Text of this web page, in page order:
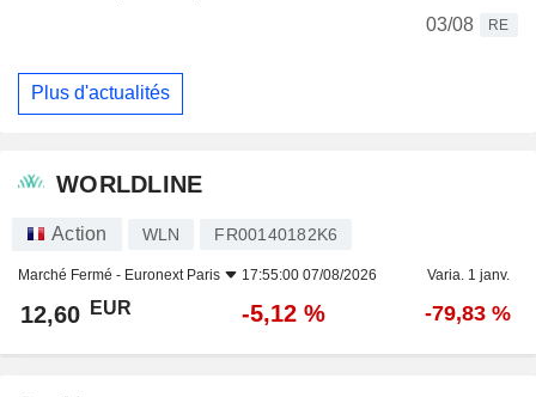
03/08
RE
Plus d'actualités
WORLDLINE
Action WLN FR00140182K6
Marché Fermé - Euronext Paris 17:55:00 07/08/2026 Varia. 1 janv.
12,60 EUR -5,12 % -79,83 %